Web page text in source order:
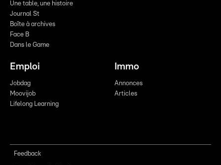
Une table, une histoire
Journal St
Boîte à archives
Face B
Dans le Game
Emploi
Jobdag
Moovijob
Lifelong Learning
Immo
Annonces
Articles
Feedback